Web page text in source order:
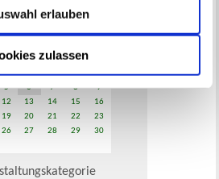
zulassen
erlauben
August 2026
Mi Do Fr Sa
1
2
5 6 7 8
9
12 13 14 15
16
19 20 21 22
23
26 27 28 29
30